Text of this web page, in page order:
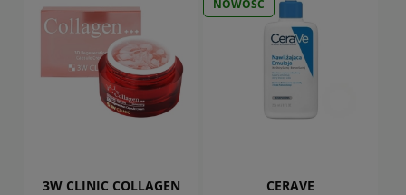
3W CLINIC COLLAGEN CERAVE
NOWOŚĆ